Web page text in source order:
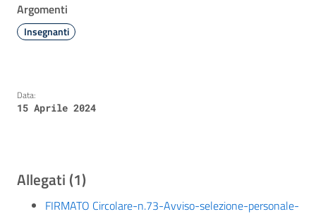
Argomenti
Insegnanti
Data:
15 Aprile 2024
Allegati (1)
FIRMATO Circolare-n.73-Avviso-selezione-personale-